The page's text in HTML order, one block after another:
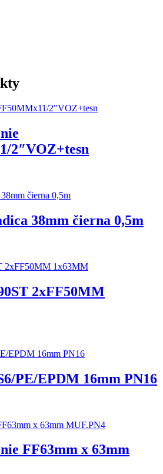
2″VOZ+tesn
38mm čierna 0,5m
2xFF50MM
PE/EPDM 16mm PN16
FF63mm x 63mm